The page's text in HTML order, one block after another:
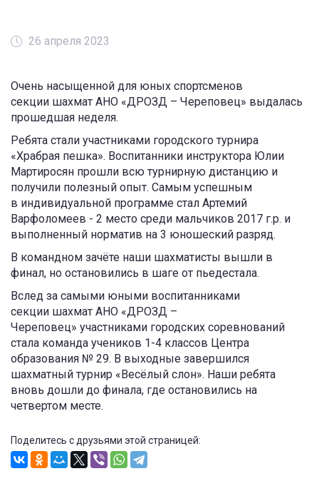
26 апреля 2023
Очень насыщенной для юных спортсменов
секции шахмат АНО «ДРОЗД – Череповец» выдалась
прошедшая неделя.
Ребята стали участниками городского турнира
«Храбрая пешка». Воспитанники инструктора Юлии
Мартиросян прошли всю турнирную дистанцию и
получили полезный опыт. Самым успешным
в индивидуальной программе стал Артемий
Варфоломеев - 2 место среди мальчиков 2017 г.р. и
выполненный норматив на 3 юношеский разряд.
В командном зачёте наши шахматисты вышли в
финал, но остановились в шаге от пьедестала.
Вслед за самыми юными воспитанниками
секции шахмат АНО «ДРОЗД –
Череповец» участниками городских соревнований
стала команда учеников 1-4 классов Центра
образования № 29. В выходные завершился
шахматный турнир «Весёлый слон». Наши ребята
вновь дошли до финала, где остановились на
четвертом месте.
Поделитесь с друзьями этой страницей: